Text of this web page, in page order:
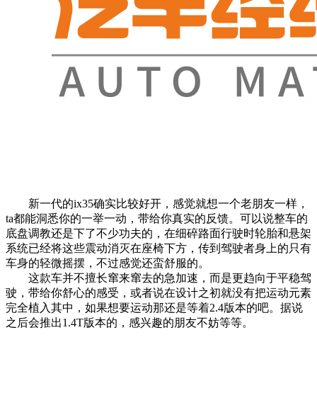
新一代的ix35确实比较好开，感觉就想一个老朋友一样，
ta都能洞悉你的一举一动，带给你真实的反馈。可以说整车的
底盘调教还是下了不少功夫的，在细碎路面行驶时轮胎和悬架
系统已经将这些震动消灭在座椅下方，传到驾驶者身上的只有
车身的轻微摇摆，不过感觉还蛮舒服的。
这款车并不擅长窜来窜去的急加速，而是更趋向于平稳驾
驶，带给你舒心的感受，或者说在设计之初就没有把运动元素
完全植入其中，如果想要运动那还是等着2.4版本的吧。据说
之后会推出1.4T版本的，感兴趣的朋友不妨等等。